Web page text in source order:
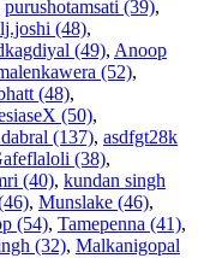
purushotamsati (39),
(48),
(49), Anoop
(52),
(48),
(50),
(137), asdfgt28k
(38),
(40), kundan singh
, Munslake (46),
(54), Tamepenna (41),
(32), Malkanigopal